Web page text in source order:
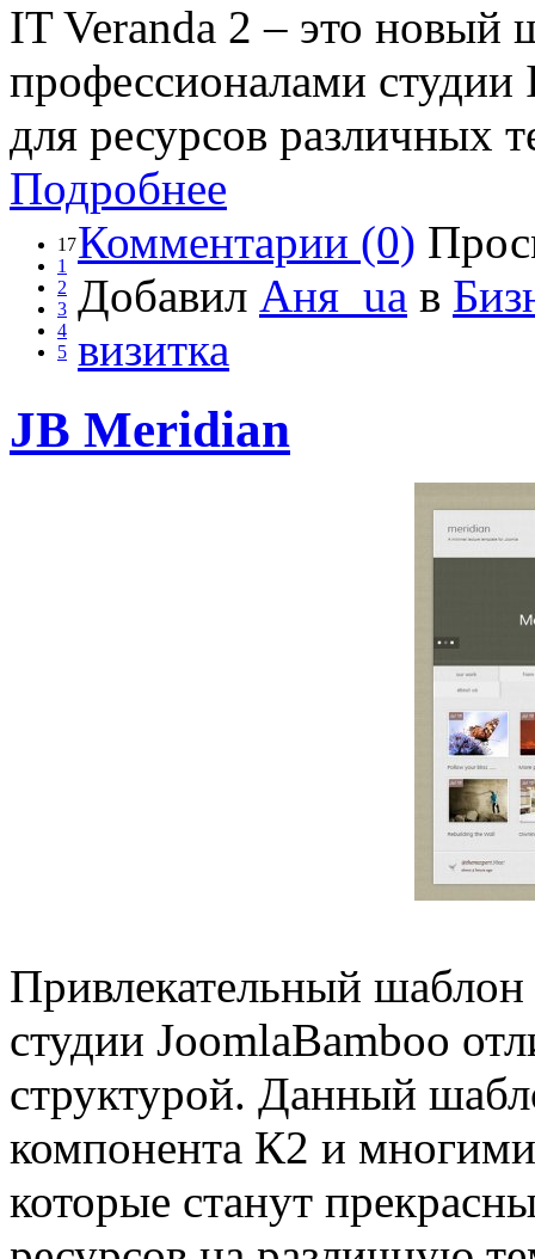
IT Veranda 2 – это новый
профессионалами студии
для ресурсов различных
Подробнее
17
1
2
3
4
5
Комментарии (0)
Добавил Аня_ua в
визитка
JB Meridian
Привлекательный
студии JoomlaBamboo
структурой. Данный
компонента К2 и
которые станут